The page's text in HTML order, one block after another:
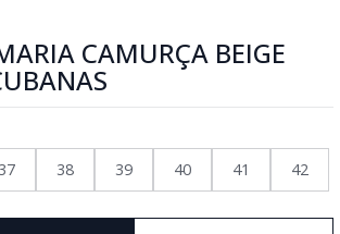
CAMURÇA BEIGE
37 38 39 40 41 42